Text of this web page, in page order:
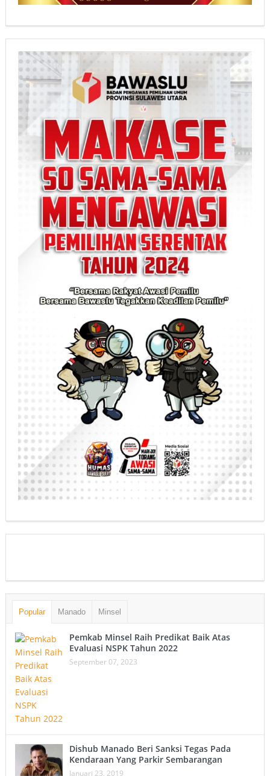
Popular Manado Minsel
Pemkab Minsel Raih Predikat Baik Atas
Evaluasi NSPK Tahun 2022
September 07, 2023
Dishub Manado Beri Sanksi Tegas Pada
Kendaraan Yang Parkir Sembarangan
Januari 23, 2019